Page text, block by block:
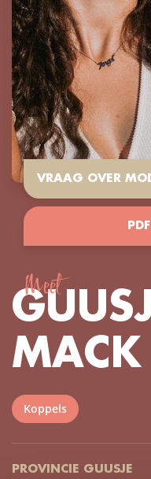
VRAAG OVER
Meet
MACK
Koppels
PROVINCIE GUUSJE